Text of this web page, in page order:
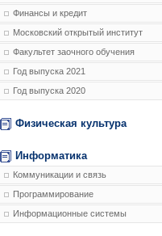
Финансы и кредит
Московский открытый институт
Факультет заочного обучения
Год выпуска 2021
Год выпуска 2020
Физическая культура
Информатика
Коммуникации и связь
Программирование
Информационные системы